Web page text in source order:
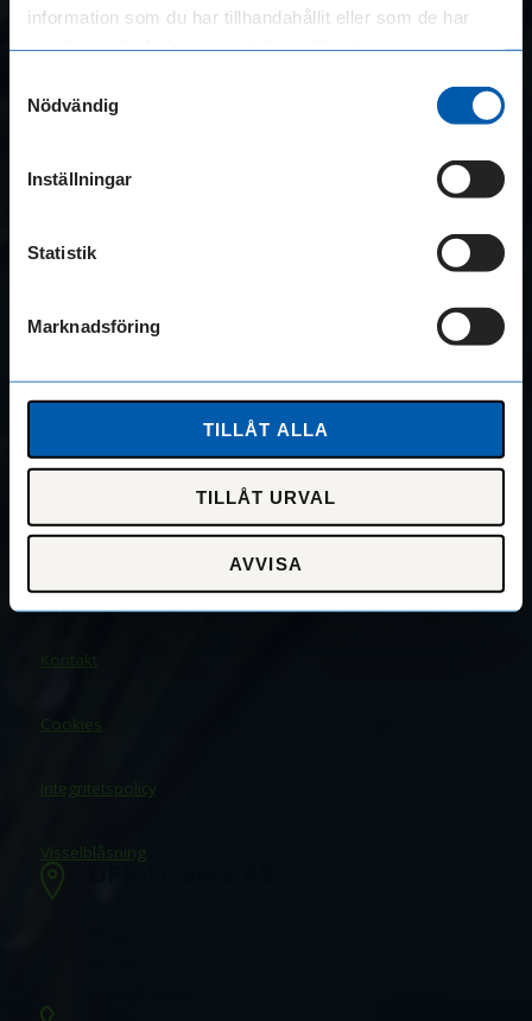
information som du har tillhandahållit eller som de har
Nödvändig
Inställningar
Statistik
Marknadsföring
TILLÅT ALLA
TILLÅT URVAL
AVVISA
Xpektor
Blogg
Allmänna villkor
Låna 1 000 000 kronor
Företagslån
Företagskredit
Bygg
Om oss
Kontakt
Cookies
Integritetspolicy
Visselblåsning